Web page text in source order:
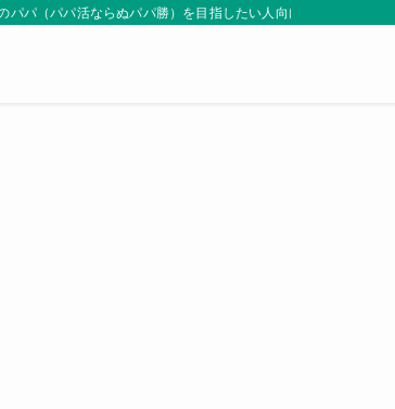
パ（パパ活ならぬパパ勝）を目指したい人向けサイト。